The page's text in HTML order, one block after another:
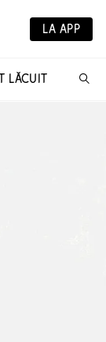
LA APP
LĂCUIT